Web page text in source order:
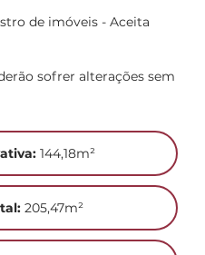
de imóveis - Aceita
sofrer alterações sem
144,18m²
205,47m²